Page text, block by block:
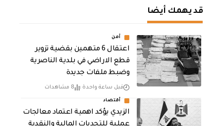
قد يهمك أيضا
أمن
اعتقال 6 متهمين بقضية تزوير
قطع الاراضي في بلدية الناصرية
وضبط ملفات جديدة
قبل ساعة واحدة 8 مشاهدات
أقتصاد
الزيدي يؤكد اهمية اعتماد معالجات